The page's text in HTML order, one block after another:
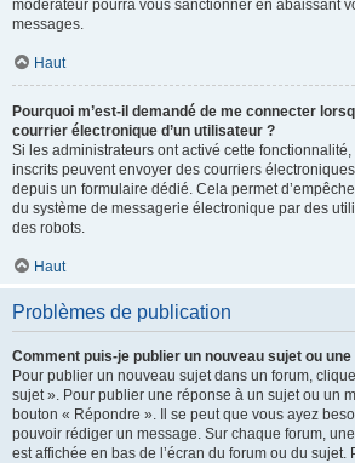
modérateur pourra vous sanctionner en abaissant
messages.
Haut
Pourquoi m’est-il demandé de me connecter
courrier électronique d’un utilisateur ?
Si les administrateurs ont activé cette
inscrits peuvent envoyer des courriers
depuis un formulaire dédié. Cela permet
du système de messagerie électronique par des
des robots.
Haut
Problèmes de publication
Comment puis-je publier un nouveau sujet ou
Pour publier un nouveau sujet dans un forum,
sujet ». Pour publier une réponse à un sujet ou un
bouton « Répondre ». Il se peut que vous ayez
pouvoir rédiger un message. Sur chaque forum,
est affichée en bas de l’écran du forum ou du sujet.